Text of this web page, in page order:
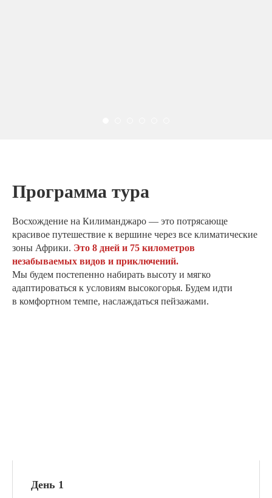
Программа тура
Восхождение на Килиманджаро — это потрясающе
красивое путешествие к вершине через все климатические
зоны Африки. Это 8 дней и 75 километров
незабываемых видов и приключений.
Мы будем постепенно набирать высоту и мягко
адаптироваться к условиям высокогорья. Будем идти
в комфортном темпе, наслаждаться пейзажами.
День 1